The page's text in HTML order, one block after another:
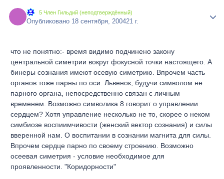
# 5 Член Гильдий (неподтверждённый)
Опубликовано 18 сентября, 200421 г.
что не понятно:- время видимо подчинено закону
центральной симетрии вокруг фокусной точки настоящего. А
бинеры сознания имеют осевую симетрию. Впрочем часть
органов тоже парны по оси. Львенок, будучи символом не
парного органа, непосредственно связан с личным
временем. Возможно символика 8 говорит о управлении
сердцем? Хотя управление несколько не то, скорее о неком
симбиозе воспиимчивости (женский вектор сознания) и силы
вверенной нам. О воспитании в сознании магнита для силы.
Впрочем сердце парно по своему строению. Возможно
осеевая симетрия - условие необходимое для
проявленности. "Коридорности"